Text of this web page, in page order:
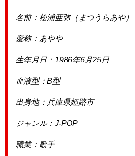
名前：松浦亜弥（まつうらあや）
愛称：あやや
生年月日：1986年6月25日
血液型：B型
出身地：兵庫県姫路市
ジャンル：J-POP
職業：歌手